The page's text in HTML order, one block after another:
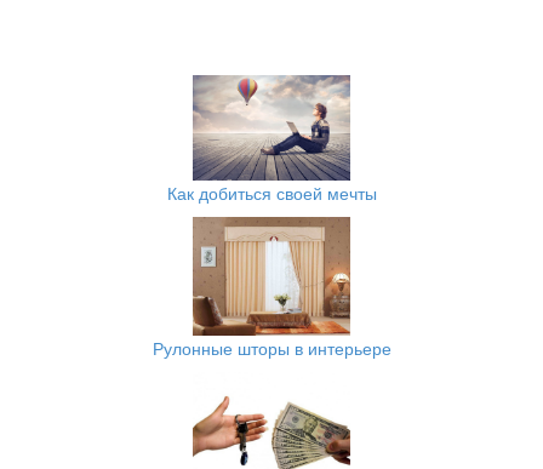
Как добиться своей мечты
Рулонные шторы в интерьере